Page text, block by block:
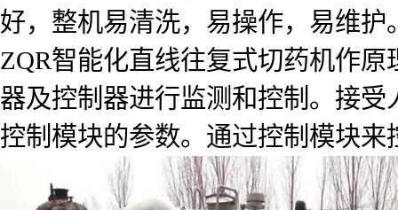
好，整机易清洗，易操作，易维
ZQR智能化直线往复式切药机作
器及控制器进行监测和控制。接
控制模块的参数。通过控制模块